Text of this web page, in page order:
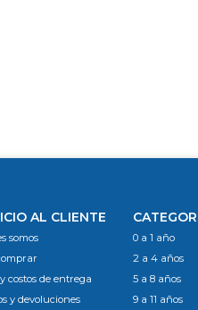
AL CLIENTE
somos
costos de entrega
y devoluciones
0 a 1 año
2 a 4 años
5 a 8 años
9 a 11 años